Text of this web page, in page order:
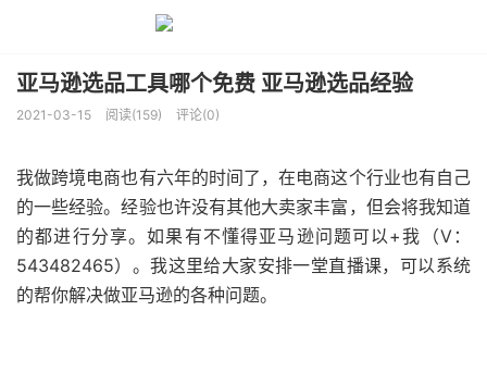
亚马逊选品工具哪个免费 亚马逊选品经验
2021-03-15 阅读(159) 评论(0)
我做跨境电商也有六年的时间了，在电商这个行业也有自己
的一些经验。经验也许没有其他大卖家丰富，但会将我知道
的都进行分享。如果有不懂得亚马逊问题可以+我（V：
543482465）。我这里给大家安排一堂直播课，可以系统
的帮你解决做亚马逊的各种问题。